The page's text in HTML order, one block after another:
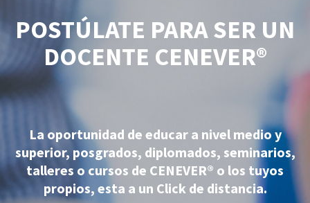
POSTÚLATE PARA SER UN
DOCENTE CENEVER®
La oportunidad de educar a nivel medio y
superior, posgrados, diplomados, seminarios,
talleres o cursos de CENEVER® o los tuyos
propios, esta a un Click de distancia.